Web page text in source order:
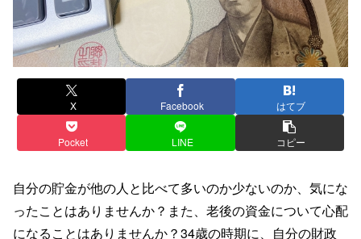
X Facebook はてブ
Pocket LINE コピー
自分の貯金が他の人と比べて多いのか少ないのか、気にな
ったことはありませんか？また、老後の資金について心配
になることはありませんか？34歳の時期に、自分の財政